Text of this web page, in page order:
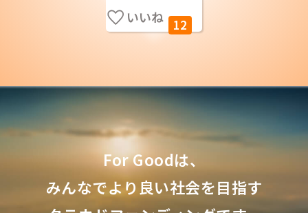
いいね 12
For Goodは、
みんなでより良い社会を目指す